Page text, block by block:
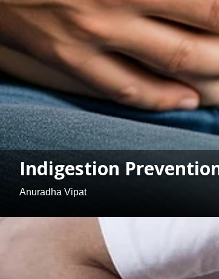
Indigestion Prevention
Anuradha Vipat